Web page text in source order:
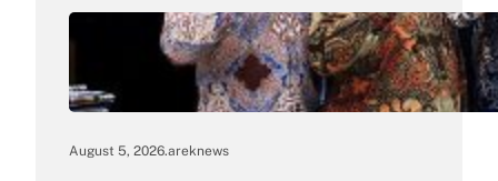
August 5, 2026.areknews